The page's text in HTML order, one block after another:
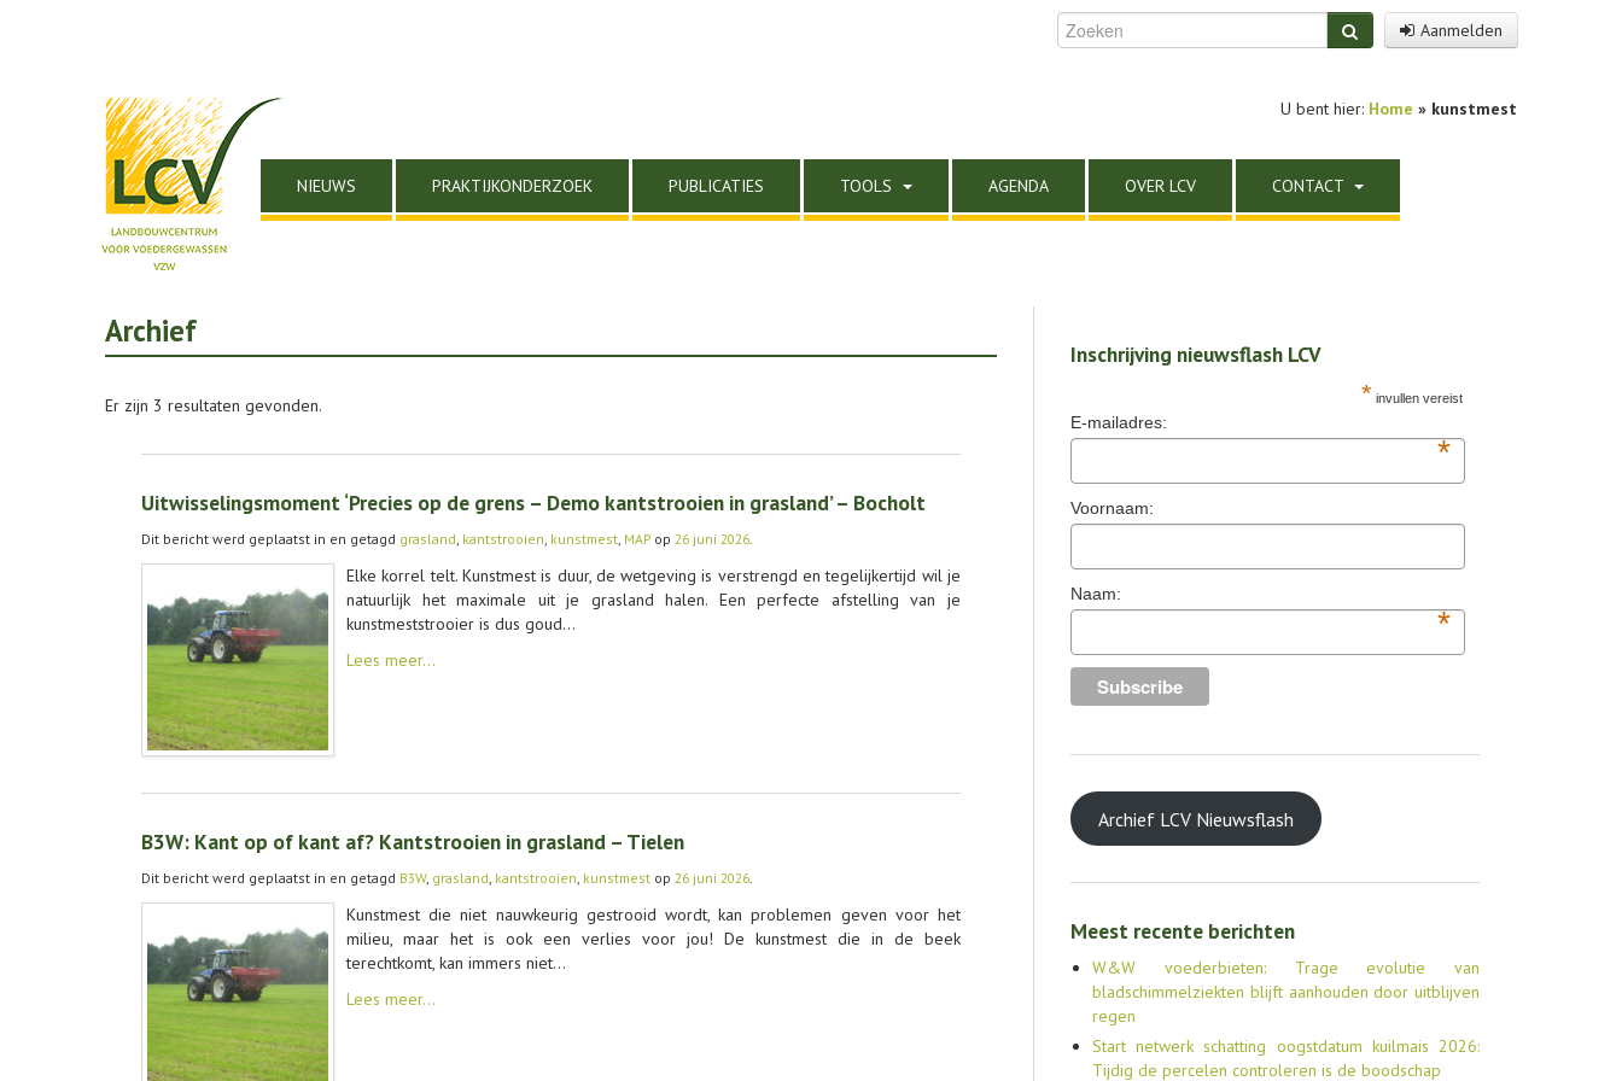
Aanmelden
U bent hier: Home » kunstmest
NIEUWS PRAKTIJKONDERZOEK PUBLICATIES TOOLS AGENDA OVER LCV CONTACT
Archief
Er zijn 3 resultaten gevonden.
Uitwisselingsmoment ‘Precies op de grens – Demo kant­strooi­en in grasland’ – Bocholt
Dit bericht werd geplaatst in en getagd grasland, kantstrooien, kunstmest, MAP op 26 juni 2026.
Elke korrel telt. Kunstmest is duur, de wetgeving is verstrengd en tegelijkertijd wil je
natuurlijk het maximale uit je grasland halen. Een perfecte afstelling van je
kunstmeststrooier is dus goud…
Lees meer…
B3W: Kant op of kant af? Kant­strooi­en in grasland – Tielen
Dit bericht werd geplaatst in en getagd B3W, grasland, kantstrooien, kunstmest op 26 juni 2026.
Kunstmest die niet nauwkeurig gestrooid wordt, kan problemen geven voor het
milieu, maar het is ook een verlies voor jou! De kunstmest die in de beek
terechtkomt, kan immers niet…
Lees meer…
Inschrijving nieuwsflash LCV
* invullen vereist
E-mailadres:
*
Voornaam:
Naam:
*
Archief LCV Nieuwsflash
Meest recente berichten
W&W voederbieten: Trage evolutie van
bladschimmelziekten blijft aanhouden door uitblijven
regen
Start netwerk schatting oogstdatum kuilmais 2026:
Tijdig de percelen controleren is de boodschap